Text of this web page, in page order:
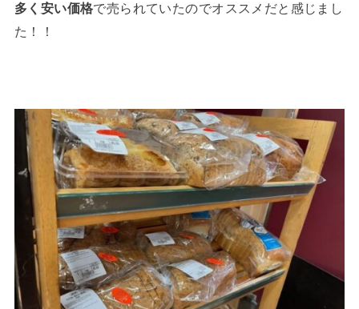
多く安い価格で売られていたのでオススメだと感じまし
た！！